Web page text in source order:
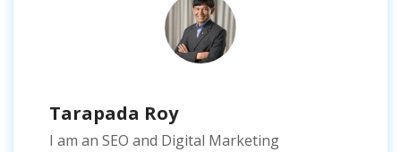
Tarapada Roy
I am an SEO and Digital Marketing